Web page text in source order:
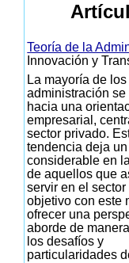
Teoría de la
Innovación y
La mayoría de
administración
hacia una
empresarial,
sector privado.
tendencia deja
considerable en
de aquellos que
servir en el
objetivo con este
ofrecer una
aborde de
los desafíos y
particularidades